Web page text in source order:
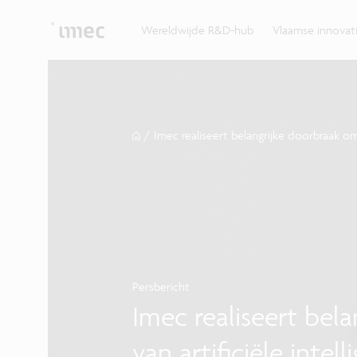
Wereldwijde R&D-hub Vlaamse
bedrijven, overheden en universiteiten.
Imec realiseert belangrijke doorbraak
Persbericht
Imec realiseert